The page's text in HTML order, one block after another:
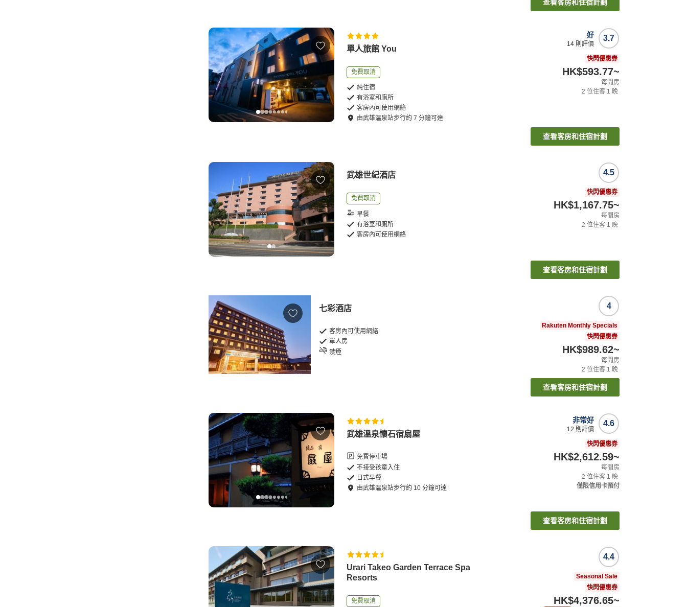
查看客房和住宿計劃
單人旅館 You
免費取消
純住宿
有浴室和廁所
客房內可使用網絡
由武雄温泉站步行約7 分鐘可達
3.7
好
14 則評價
快閃優惠券
HK$593.77~
每間房
2 位住客 1 晚
查看客房和住宿計劃
武雄世紀酒店
免費取消
早餐
有浴室和廁所
客房內可使用網絡
4.5
快閃優惠券
HK$1,167.75~
每間房
2 位住客 1 晚
查看客房和住宿計劃
七彩酒店
客房內可使用網絡
單人房
禁煙
4
Rakuten Monthly Specials
快閃優惠券
HK$989.62~
每間房
2 位住客 1 晚
查看客房和住宿計劃
武雄溫泉懷石宿扇屋
免費停車場
不接受孩童入住
日式早餐
由武雄温泉站步行約 10 分鐘可達
4.6
非常好
12 則評價
快閃優惠券
HK$2,612.59~
每間房
2 位住客 1 晚
僅限信用卡預付
查看客房和住宿計劃
Urari Takeo Garden Terrace Spa
Resorts
免費取消
4.4
Seasonal Sale
快閃優惠券
HK$4,376.65~